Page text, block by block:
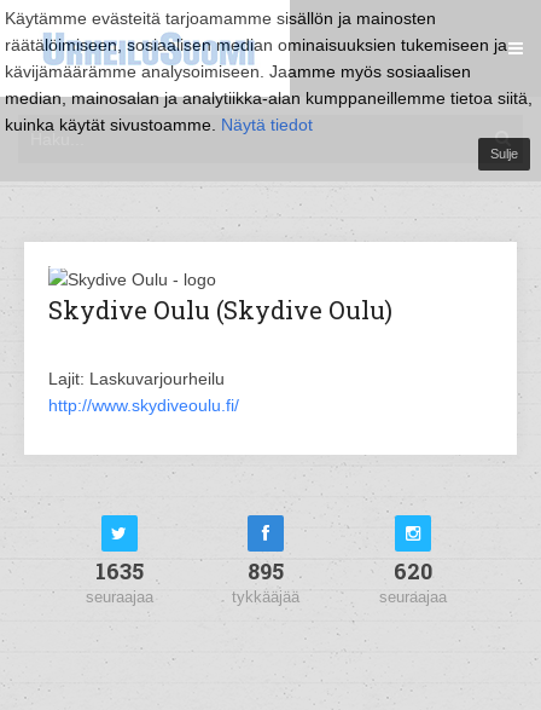
Käytämme evästeitä tarjoamamme sisällön ja mainosten
räätälöimiseen, sosiaalisen median ominaisuuksien tukemiseen ja
kävijämäärämme analysoimiseen. Jaamme myös sosiaalisen
median, mainosalan ja analytiikka-alan kumppaneillemme tietoa siitä,
kuinka käytät sivustoamme. Näytä tiedot
Sulje
Skydive Oulu (Skydive Oulu)
Lajit: Laskuvarjourheilu
http://www.skydiveoulu.fi/
1635
seuraajaa
895
tykkääjää
620
seuraajaa